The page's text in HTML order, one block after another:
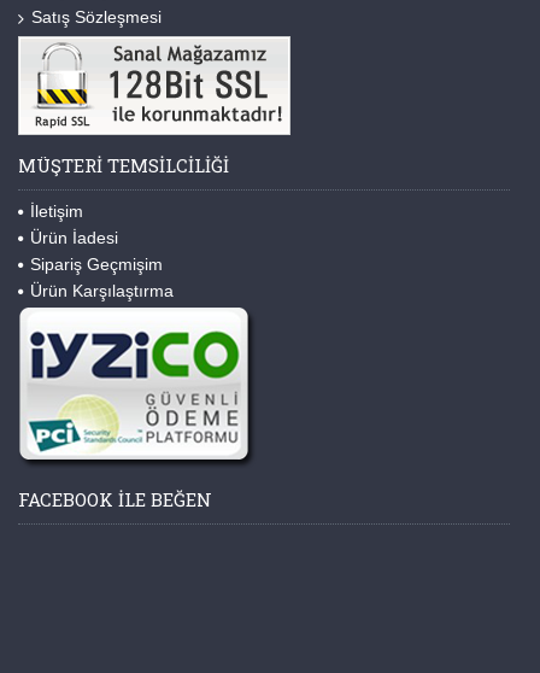
Satış Sözleşmesi
MÜŞTERI TEMSILCILIĞI
İletişim
Ürün İadesi
Sipariş Geçmişim
Ürün Karşılaştırma
FACEBOOK ILE BEĞEN